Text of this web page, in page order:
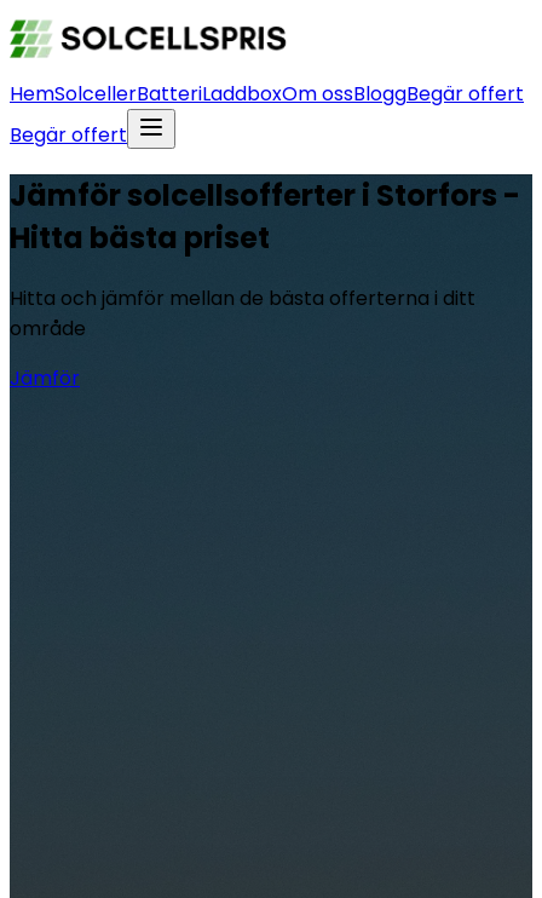
HemSolcellerBatteriLaddboxOm ossBloggBegär offert
Begär offert
Jämför solcellsofferter i Storfors -
Hitta bästa priset
Hitta och jämför mellan de bästa offerterna i ditt
område
Jämför